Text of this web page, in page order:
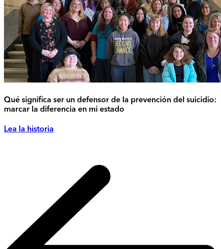
Qué significa ser un defensor de la prevención del suicidio:
marcar la diferencia en mi estado
Lea la historia